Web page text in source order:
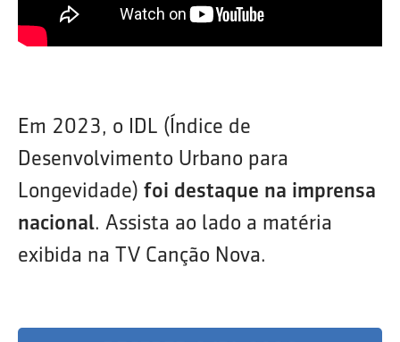
Em 2023, o IDL (Índice de
Desenvolvimento Urbano para
Longevidade) foi destaque na imprensa
nacional. Assista ao lado a matéria
exibida na TV Canção Nova.